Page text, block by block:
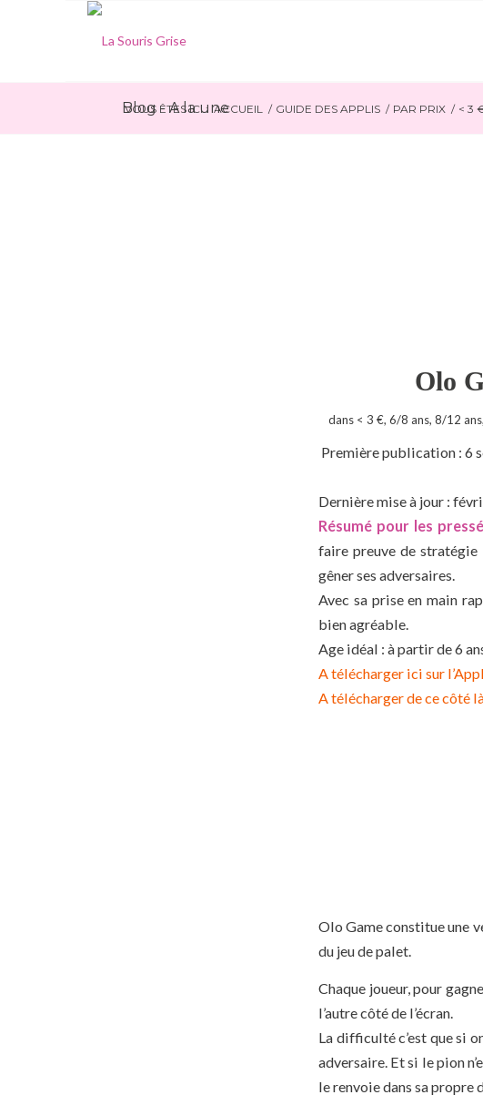
Blog - A la une
VOUS ÊTES ICI : ACCUEIL / GUIDE DES APPLIS / PAR PRIX / < 3
Olo
dans < 3 €, 6/8 ans, 8/12 ans,
Première publication : 6
Dernière mise à jour :
Résumé pour les
faire preuve de
gêner ses adversaires.
Avec sa prise en main
bien agréable.
Age idéal : à partir de 6
A télécharger ici sur
A télécharger de ce côté
Olo Game constitue une
du jeu de palet.
Chaque joueur, pour
l’autre côté de l’écran.
La difficulté c’est que si
adversaire. Et si le pion
le renvoie dans sa propre